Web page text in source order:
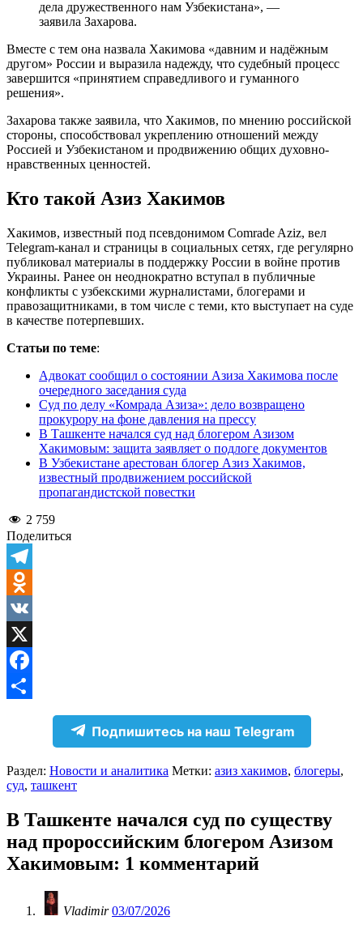
дела дружественного нам Узбекистана», —
заявила Захарова.
Вместе с тем она назвала Хакимова «давним и надёжным
другом» России и выразила надежду, что судебный процесс
завершится «принятием справедливого и гуманного
решения».
Захарова также заявила, что Хакимов, по мнению российской
стороны, способствовал укреплению отношений между
Россией и Узбекистаном и продвижению общих духовно-
нравственных ценностей.
Кто такой Азиз Хакимов
Хакимов, известный под псевдонимом Comrade Aziz, вел
Telegram-канал и страницы в социальных сетях, где регулярно
публиковал материалы в поддержку России в войне против
Украины. Ранее он неоднократно вступал в публичные
конфликты с узбекскими журналистами, блогерами и
правозащитниками, в том числе с теми, кто выступает на суде
в качестве потерпевших.
Статьи по теме:
Адвокат сообщил о состоянии Азиза Хакимова после
очередного заседания суда
Суд по делу «Комрада Азиза»: дело возвращено
прокурору на фоне давления на прессу
В Ташкенте начался суд над блогером Азизом
Хакимовым: защита заявляет о подлоге документов
В Узбекистане арестован блогер Азиз Хакимов,
известный продвижением российской
пропагандистской повестки
2 759
Поделиться
Telegram
Odnoklassniki
VK
X
Facebook
Подпишитесь на наш Telegram
Раздел: Новости и аналитика Метки: азиз хакимов, блогеры,
суд, ташкент
В Ташкенте начался суд по существу
над пророссийским блогером Азизом
Хакимовым: 1 комментарий
Vladimir03/07/2026